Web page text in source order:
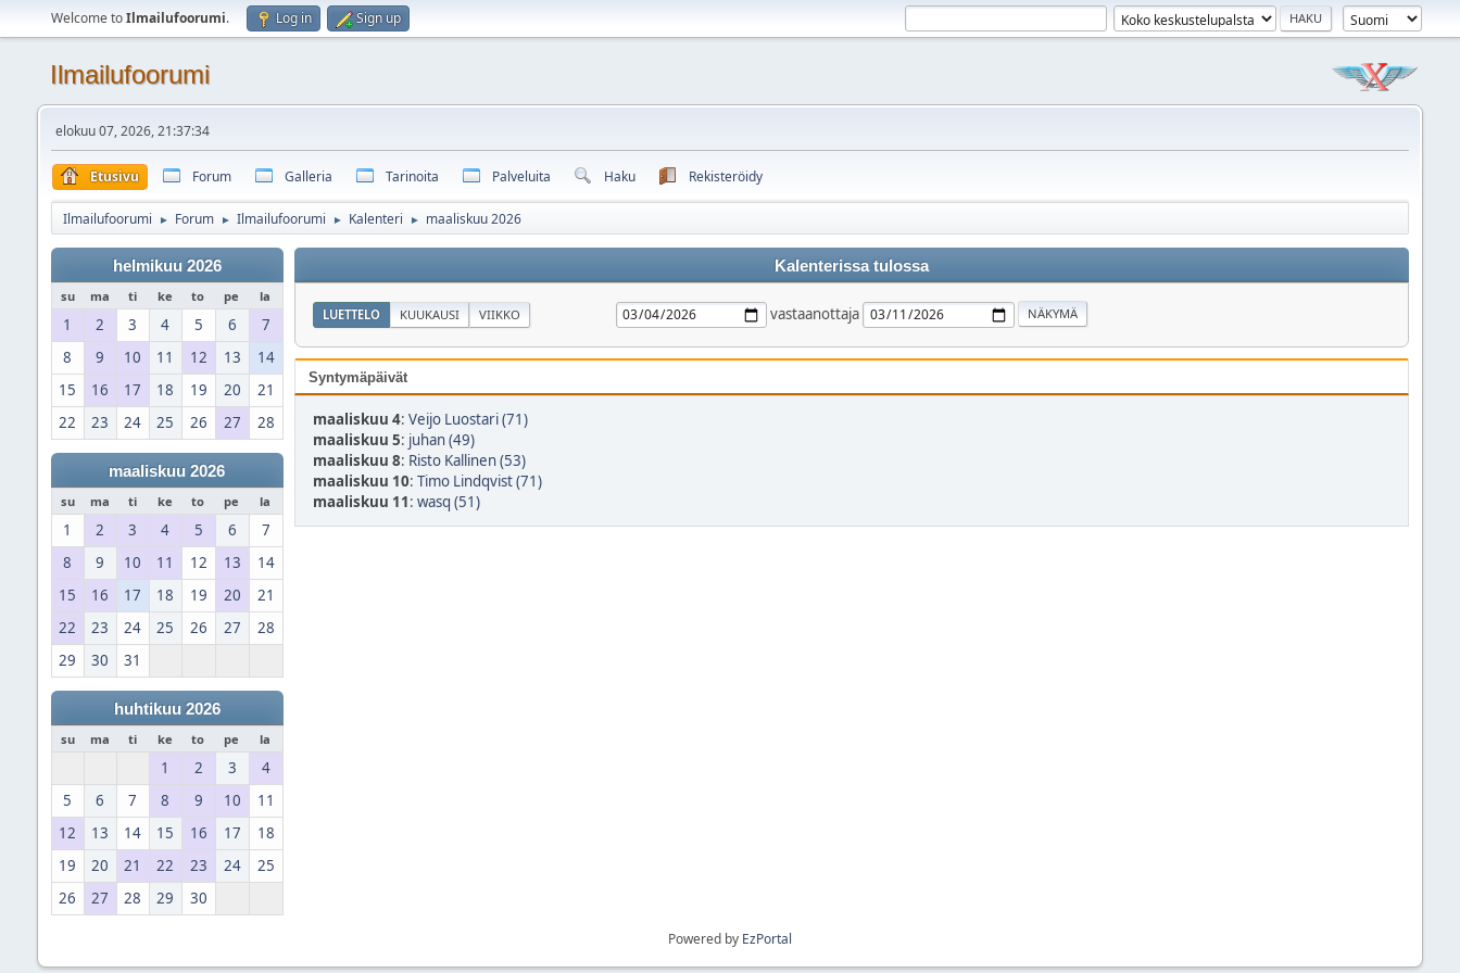
Welcome toIlmailufoorumi. Log in Sign up
Ilmailufoorumi
elokuu 07, 2026, 21:37:34
Etusivu Forum Galleria Tarinoita Palveluita Haku Rekisteröidy
Ilmailufoorumi ► Forum ► Ilmailufoorumi ► Kalenteri ► maaliskuu 2026
helmikuu 2026
su ma ti ke to pe la
1 2 3 4 5 6
7
8
9 10 11 12 13
14
15
16 17 18 19 20
21
22
23 24 25 26 27 28
maaliskuu 2026
su ma ti ke to pe la
1 2 3 4 5 6
7
8
9 10 11 12 13
14
15
16 17 18 19 20
21
22
23 24 25 26 27
28
29
30 31
huhtikuu 2026
su ma ti ke to pe la
1 2 3
4
5
6 7 8 9 10
11
12
13 14 15 16 17
18
19
20 21 22 23 24
25
26
27 28 29 30
Kalenterissa tulossa
LUETTELO KUUKAUSI VIIKKO vastaanottaja
Syntymäpäivät
maaliskuu 4: Veijo Luostari (71)
maaliskuu 5: juhan (49)
maaliskuu 8: Risto Kallinen (53)
maaliskuu 10: Timo Lindqvist (71)
maaliskuu 11: wasq (51)
Powered by EzPortal